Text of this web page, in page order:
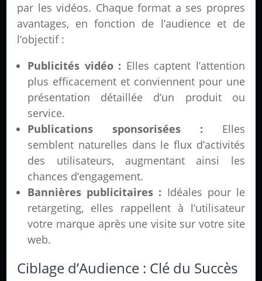
par les vidéos. Chaque format a ses propres
avantages, en fonction de l’audience et de
l’objectif :
Publicités vidéo : Elles captent l’attention
plus efficacement et conviennent pour une
présentation détaillée d’un produit ou
service.
Publications sponsorisées : Elles
semblent naturelles dans le flux d’activités
des utilisateurs, augmentant ainsi les
chances d’engagement.
Bannières publicitaires : Idéales pour le
retargeting, elles rappellent à l’utilisateur
votre marque après une visite sur votre site
web.
Ciblage d’Audience : Clé du Succès